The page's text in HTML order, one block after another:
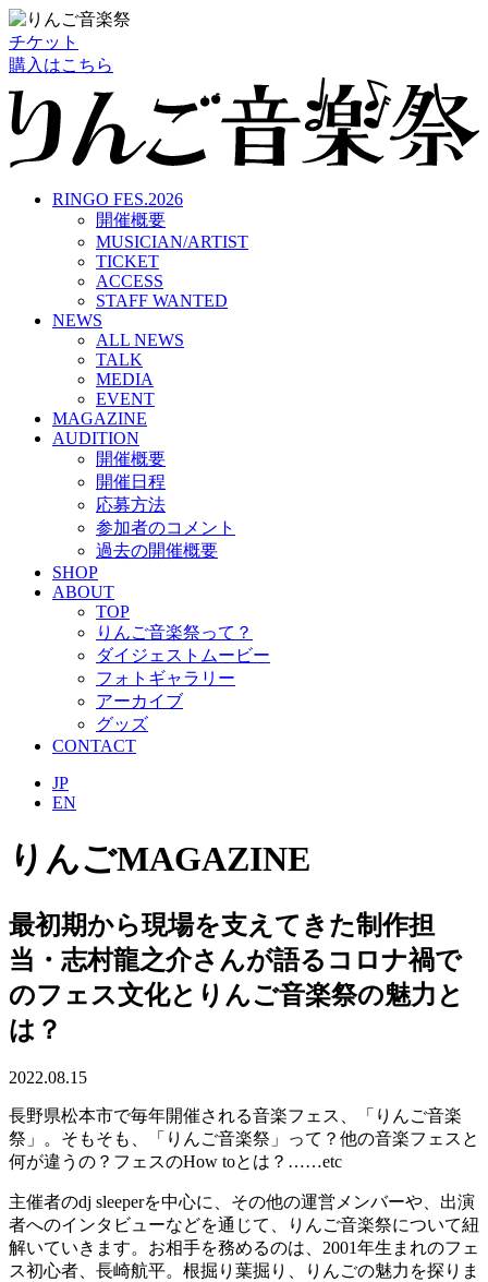
チケット
購入はこちら
RINGO FES.2026
開催概要
MUSICIAN/ARTIST
TICKET
ACCESS
STAFF WANTED
NEWS
ALL NEWS
TALK
MEDIA
EVENT
MAGAZINE
AUDITION
開催概要
開催日程
応募方法
参加者のコメント
過去の開催概要
SHOP
ABOUT
TOP
りんご音楽祭って？
ダイジェストムービー
フォトギャラリー
アーカイブ
グッズ
CONTACT
JP
EN
りんごMAGAZINE
最初期から現場を支えてきた制作担
当・志村龍之介さんが語るコロナ禍で
のフェス文化とりんご音楽祭の魅力と
は？
2022.08.15
長野県松本市で毎年開催される音楽フェス、「りんご音楽
祭」。そもそも、「りんご音楽祭」って？他の音楽フェスと
何が違うの？フェスのHow toとは？……etc
主催者のdj sleeperを中心に、その他の運営メンバーや、出演
者へのインタビューなどを通じて、りんご音楽祭について紐
解いていきます。お相手を務めるのは、2001年生まれのフェ
ス初心者、長崎航平。根掘り葉掘り、りんごの魅力を探りま